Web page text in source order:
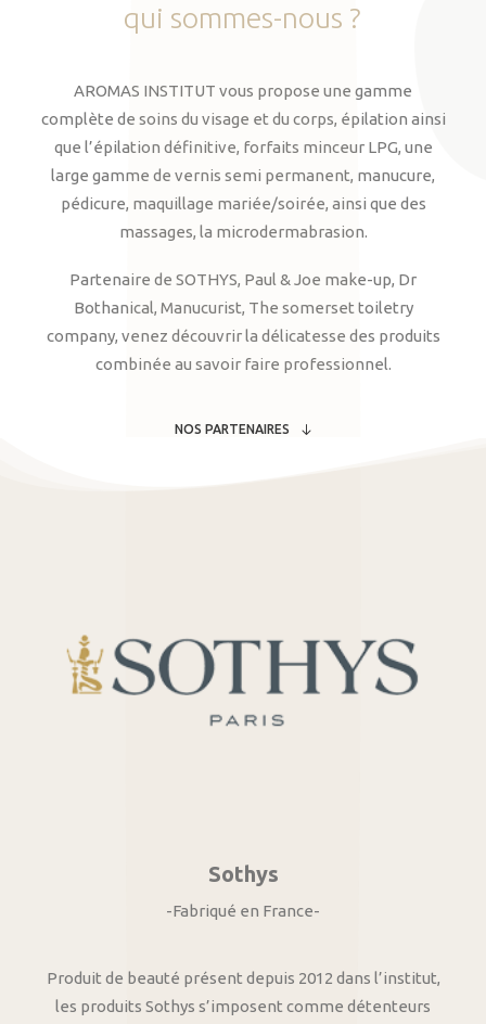
qui sommes-nous ?
AROMAS INSTITUT vous propose une gamme
complète de soins du visage et du corps, épilation ainsi
que l’épilation définitive, forfaits minceur LPG, une
large gamme de vernis semi permanent, manucure,
pédicure, maquillage mariée/soirée, ainsi que des
massages, la microdermabrasion.
Partenaire de SOTHYS, Paul & Joe make-up, Dr
Bothanical, Manucurist, The somerset toiletry
company, venez découvrir la délicatesse des produits
combinée au savoir faire professionnel.
NOS PARTENAIRES
Sothys
-Fabriqué en France-
Produit de beauté présent depuis 2012 dans l’institut,
les produits Sothys s’imposent comme détenteurs